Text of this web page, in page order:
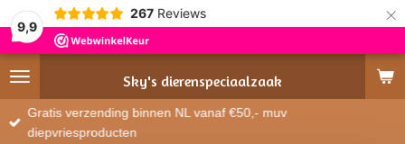
9,9
267 Reviews ×
Sky's dierenspeciaalzaak
Gratis verzending binnen NL vanaf €50,- muv
diepvriesproducten